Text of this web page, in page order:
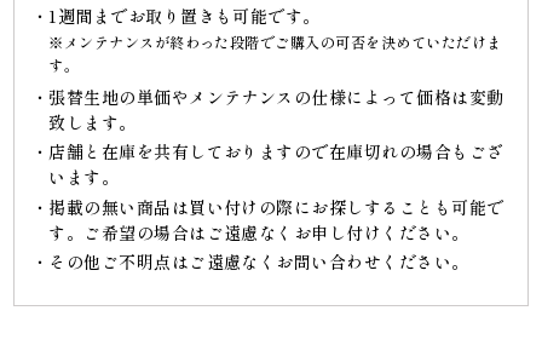
1週間までお取り置きも可能です。
※メンテナンスが終わった段階でご購入の可否を決めていただけま
す。
張替生地の単価やメンテナンスの仕様によって価格は変動
致します。
店舗と在庫を共有しておりますので在庫切れの場合もござ
います。
掲載の無い商品は買い付けの際にお探しすることも可能で
す。ご希望の場合はご遠慮なくお申し付けください。
その他ご不明点はご遠慮なくお問い合わせください。